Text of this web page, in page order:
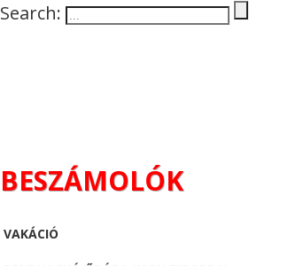
Search:
BESZÁMOLÓK
VAKÁCIÓ